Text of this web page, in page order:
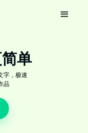
单
字，极速
品